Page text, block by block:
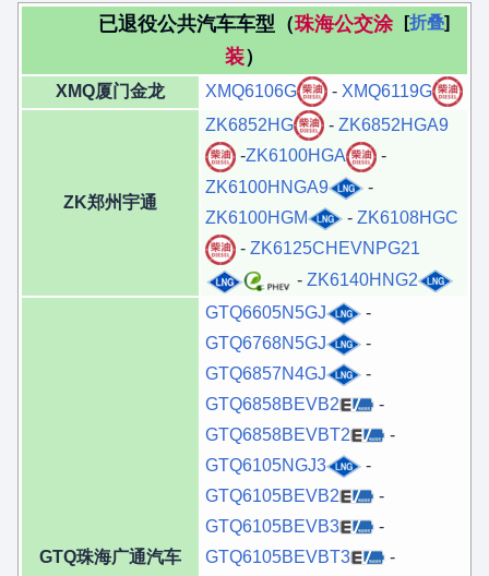
折叠
已退役公共汽车车型（珠海公交涂
装）
XMQ厦门金龙 XMQ6106G - XMQ6119G
ZK郑州宇通
ZK6852HG - ZK6852HGA9
-ZK6100HGA
-
ZK6100HNGA9
-
ZK6100HGM
- ZK6108HGC
- ZK6125CHEVNPG21
- ZK6140HNG2
GTQ珠海广通汽车
GTQ6605N5GJ
-
GTQ6768N5GJ
-
GTQ6857N4GJ
-
GTQ6858BEVB2
-
GTQ6858BEVBT2
-
GTQ6105NGJ3
-
GTQ6105BEVB2
-
GTQ6105BEVB3
-
GTQ6105BEVBT3
-